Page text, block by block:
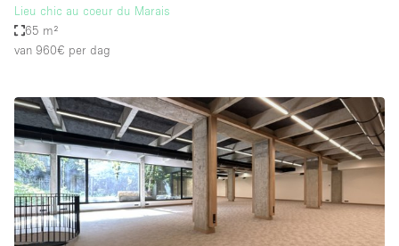
Lieu chic au coeur du Marais
65 m²
van 960€ per dag